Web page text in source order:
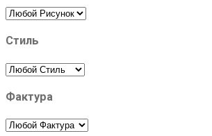
Стиль
Фактура